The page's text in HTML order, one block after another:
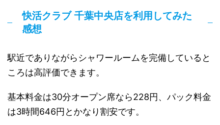
快活クラブ 千葉中央店を利用してみた
感想
駅近でありながらシャワールームを完備していると
ころは高評価できます。
基本料金は30分オープン席なら228円、パック料金
は3時間646円とかなり割安です。